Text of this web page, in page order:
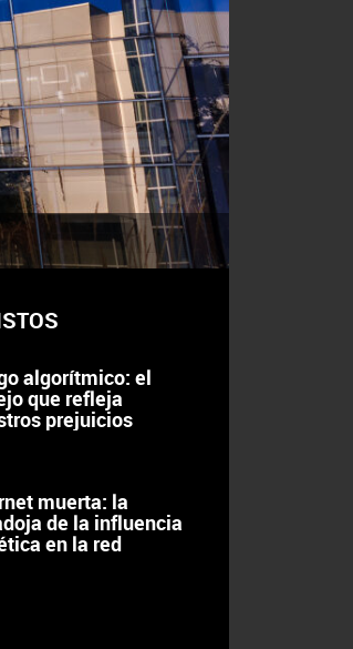
algorítmico: el
que refleja
prejuicios
muerta: la
de la influencia
en la red